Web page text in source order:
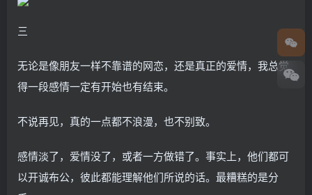
三
无论是像朋友一样不靠谱的网恋，还是真正的爱情，我总觉
得一段感情一定有开始也有结束。
不说再见，真的一点都不浪漫，也不别致。
感情淡了，爱情没了，或者一方做错了。事实上，他们都可
以开诚布公，彼此都能理解他们所说的话。最糟糕的是分